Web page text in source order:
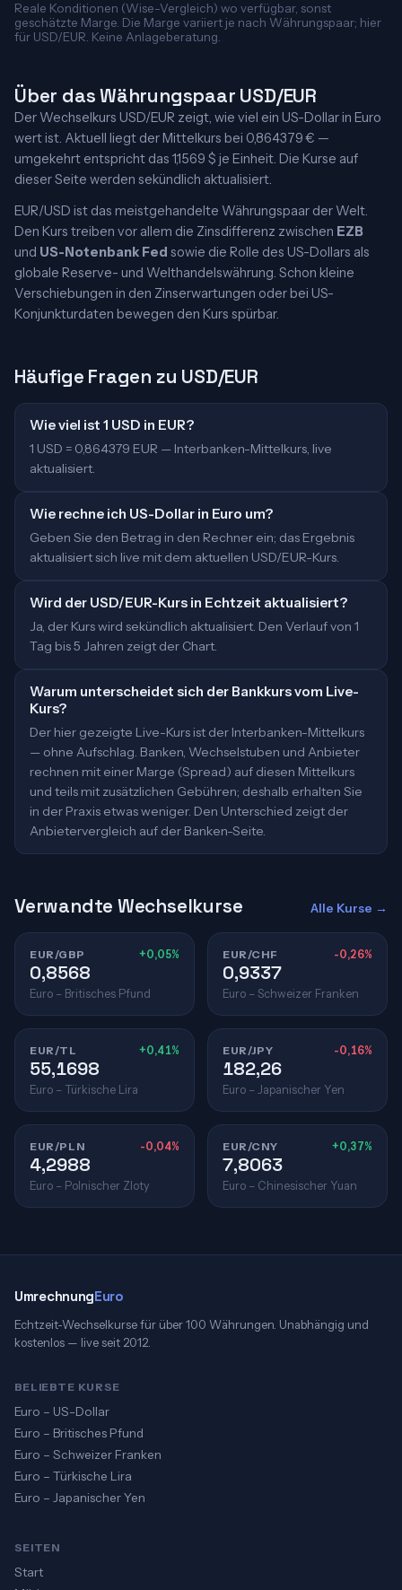
Reale Konditionen (Wise-Vergleich) wo verfügbar, sonst
geschätzte Marge. Die Marge variiert je nach Währungspaar; hier
für USD/EUR. Keine Anlageberatung.
Über das Währungspaar USD/EUR
Der Wechselkurs USD/EUR zeigt, wie viel ein US-Dollar in Euro
wert ist. Aktuell liegt der Mittelkurs bei 0,864379 € —
umgekehrt entspricht das 1,1569 $ je Einheit. Die Kurse auf
dieser Seite werden sekündlich aktualisiert.
EUR/USD ist das meistgehandelte Währungspaar der Welt.
Den Kurs treiben vor allem die Zinsdifferenz zwischen EZB
und US-Notenbank Fed sowie die Rolle des US-Dollars als
globale Reserve- und Welthandelswährung. Schon kleine
Verschiebungen in den Zinserwartungen oder bei US-
Konjunkturdaten bewegen den Kurs spürbar.
Häufige Fragen zu USD/EUR
Wie viel ist 1 USD in EUR?
1 USD = 0,864379 EUR — Interbanken-Mittelkurs, live
aktualisiert.
Wie rechne ich US-Dollar in Euro um?
Geben Sie den Betrag in den Rechner ein; das Ergebnis
aktualisiert sich live mit dem aktuellen USD/EUR-Kurs.
Wird der USD/EUR-Kurs in Echtzeit aktualisiert?
Ja, der Kurs wird sekündlich aktualisiert. Den Verlauf von 1
Tag bis 5 Jahren zeigt der Chart.
Warum unterscheidet sich der Bankkurs vom Live-
Kurs?
Der hier gezeigte Live-Kurs ist der Interbanken-Mittelkurs
— ohne Aufschlag. Banken, Wechselstuben und Anbieter
rechnen mit einer Marge (Spread) auf diesen Mittelkurs
und teils mit zusätzlichen Gebühren; deshalb erhalten Sie
in der Praxis etwas weniger. Den Unterschied zeigt der
Anbietervergleich auf der Banken-Seite.
Verwandte Wechselkurse Alle Kurse →
EUR/GBP +0,05%
0,8568
Euro – Britisches Pfund
EUR/CHF -0,26%
0,9337
Euro – Schweizer Franken
EUR/TL +0,41%
55,1698
Euro – Türkische Lira
EUR/JPY -0,16%
182,26
Euro – Japanischer Yen
EUR/PLN -0,04%
4,2988
Euro – Polnischer Zloty
EUR/CNY +0,37%
7,8063
Euro – Chinesischer Yuan
UmrechnungEuro
Echtzeit-Wechselkurse für über 100 Währungen. Unabhängig und
kostenlos — live seit 2012.
BELIEBTE KURSE
Euro – US-Dollar
Euro – Britisches Pfund
Euro – Schweizer Franken
Euro – Türkische Lira
Euro – Japanischer Yen
SEITEN
Start